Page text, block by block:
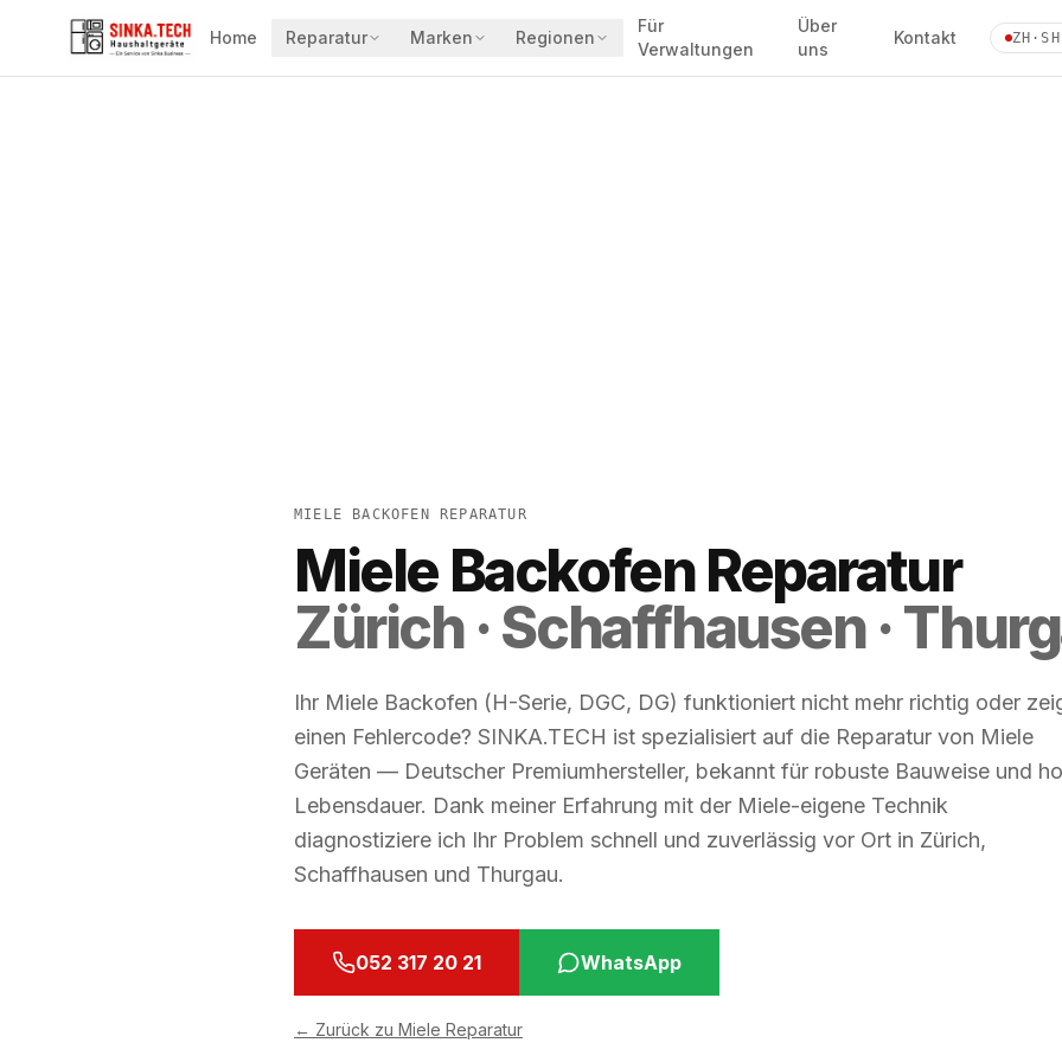
Home Reparatur Marken Regionen
Für
Verwaltungen
Über
uns
Kontakt
MIELE BACKOFEN REPARATUR
Miele Backofen Reparatur
Zürich · Schaffhausen ·
Ihr Miele Backofen (H-Serie, DGC, DG) funktioniert nicht mehr richtig oder
einen Fehlercode? SINKA.TECH ist spezialisiert auf die Reparatur von Miele
Geräten — Deutscher Premiumhersteller, bekannt für robuste Bauweise und
Lebensdauer. Dank meiner Erfahrung mit der Miele-eigene Technik
diagnostiziere ich Ihr Problem schnell und zuverlässig vor Ort in Zürich,
Schaffhausen und Thurgau.
052 317 20 21 WhatsApp
← Zurück zu Miele Reparatur